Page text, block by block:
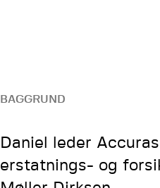
BAGGRUND
Daniel leder
erstatnings- og